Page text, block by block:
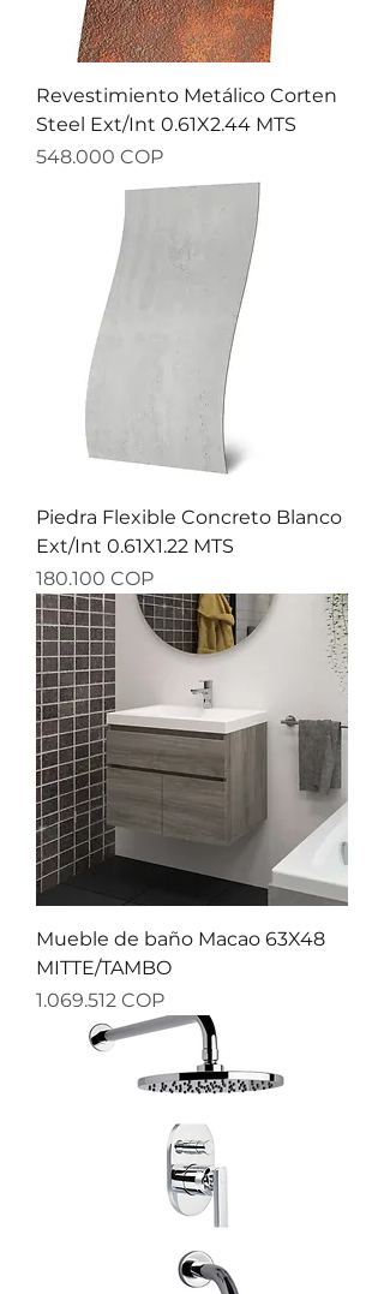
Revestimiento Metálico Corten
Steel Ext/Int 0.61X2.44 MTS
Precio
548.000 COP
Piedra Flexible Concreto Blanco
Ext/Int 0.61X1.22 MTS
Precio
180.100 COP
Mueble de baño Macao 63X48
MITTE/TAMBO
Precio
1.069.512 COP